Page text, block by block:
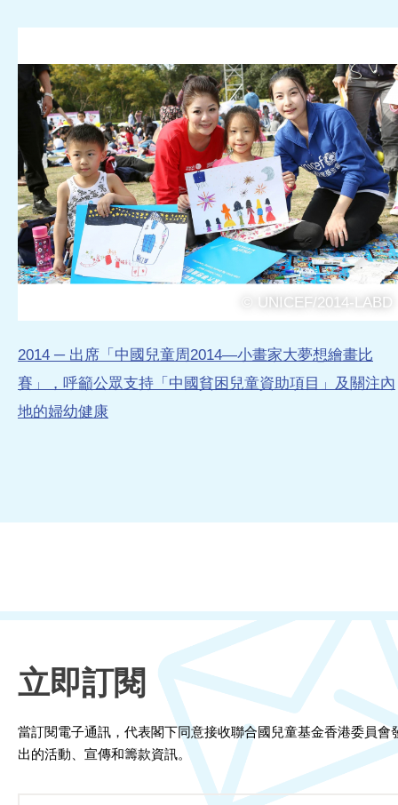
© UNICEF/2014-LABD
2014 ─ 出席「中國兒童周2014—小畫家大夢想繪畫比
賽」，呼籲公眾支持「中國貧困兒童資助項目」及關注內
地的婦幼健康
立即訂閱
當訂閱電子通訊，代表閣下同意接收聯合國兒童基金香港委員會
出的活動、宣傳和籌款資訊。